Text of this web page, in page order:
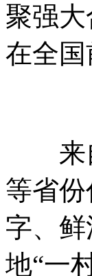
聚强
在全国
来自
等省
字、
地“一